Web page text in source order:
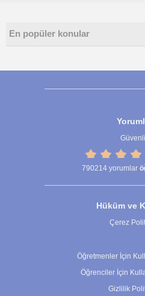
En popüler konular
790214 yorumlar
Hüküm ve
Çerez
Öğretmenler İçin
Öğrenciler İçin
Gizlilik